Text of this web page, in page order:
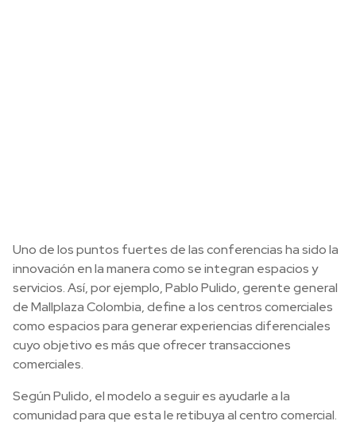
Uno de los puntos fuertes de las conferencias ha sido la
innovación en la manera como se integran espacios y
servicios. Así, por ejemplo, Pablo Pulido, gerente general
de Mallplaza Colombia, define a los centros comerciales
como espacios para generar experiencias diferenciales
cuyo objetivo es más que ofrecer transacciones
comerciales.
Según Pulido, el modelo a seguir es ayudarle a la
comunidad para que esta le retibuya al centro comercial.